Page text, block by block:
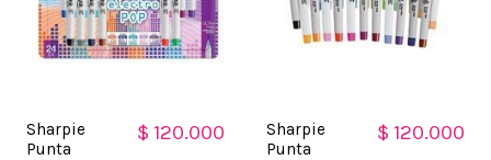
Sharpie
Punta
$ 120.000
Sharpie
Punta
$ 120.000